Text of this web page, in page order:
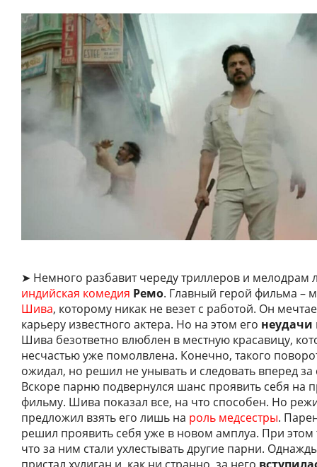
➤ Немного разбавит череду триллеров и мелодрам
индийская комедия Ремо. Главный герой фильма –
Шива, которому никак не везет с работой. Он
карьеру известного актера. Но на этом его неудачи
Шива безответно влюблен в местную красавицу,
несчастью уже помолвлена. Конечно, такого
ожидал, но решил не унывать и следовать вперед
Вскоре парню подвернулся шанс проявить себя на
фильму. Шива показал все, на что способен. Но
предложил взять его лишь на роль медсестры.
решил проявить себя уже в новом амплуа. При этом
что за ним стали ухлестывать другие парни.